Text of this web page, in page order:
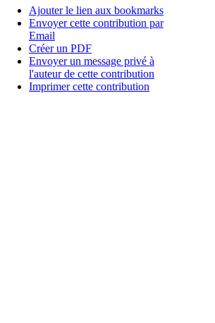
Ajouter le lien aux bookmarks
Envoyer cette contribution par
Email
Créer un PDF
Envoyer un message privé à
l'auteur de cette contribution
Imprimer cette contribution